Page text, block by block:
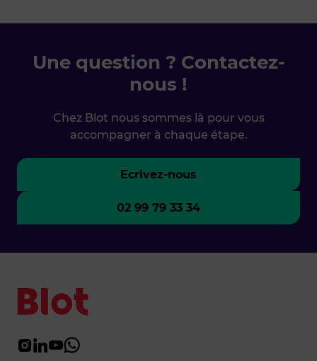
Une question ? Contactez-
nous !
Chez Blot nous sommes là pour vous
accompagner à chaque étape.
Ecrivez-nous
02 99 79 33 34